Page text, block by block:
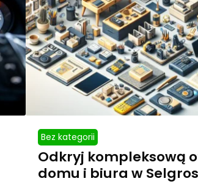
Bez kategorii
Odkryj kompleksową
domu i biura w